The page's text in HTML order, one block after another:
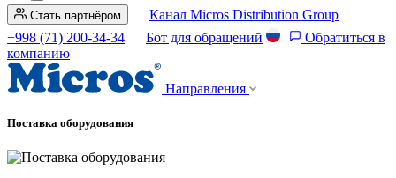
Стать партнёром
Канал Micros Distribution Group
+998 (71) 200-34-34
Бот для обращений
Обратиться в
компанию
Направления
Поставка оборудования